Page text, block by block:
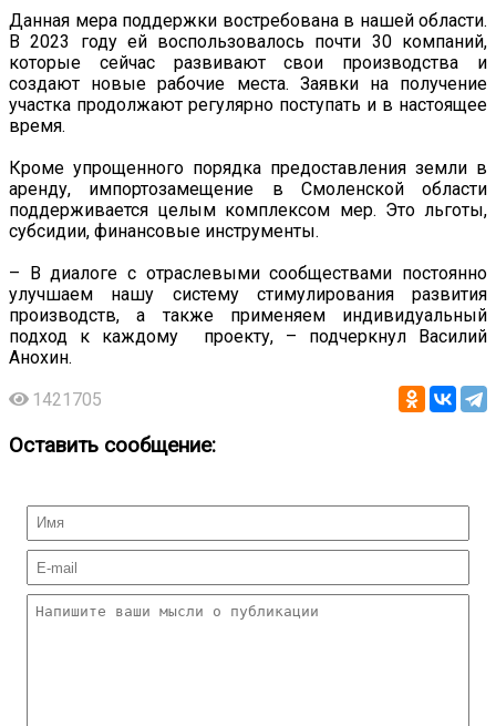
Данная мера поддержки востребована в нашей области.
В 2023 году ей воспользовалось почти 30 компаний,
которые сейчас развивают свои производства и
создают новые рабочие места. Заявки на получение
участка продолжают регулярно поступать и в настоящее
время.
Кроме упрощенного порядка предоставления земли в
аренду, импортозамещение в Смоленской области
поддерживается целым комплексом мер. Это льготы,
субсидии, финансовые инструменты.
– В диалоге с отраслевыми сообществами постоянно
улучшаем нашу систему стимулирования развития
производств, а также применяем индивидуальный
подход к каждому проекту, – подчеркнул Василий
Анохин.
1421705
Оставить сообщение: